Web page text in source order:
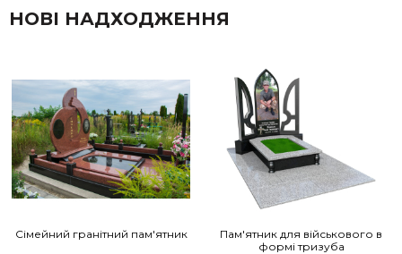
НОВІ НАДХОДЖЕННЯ
Сімейний гранітний пам'ятник
Пам'ятник для військового в
формі тризуба